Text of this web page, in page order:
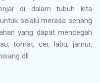
di dalam tubuh kita
selalu merasa senang
yang dapat mencegah
tomat, cer, labu, jamur,
dll.